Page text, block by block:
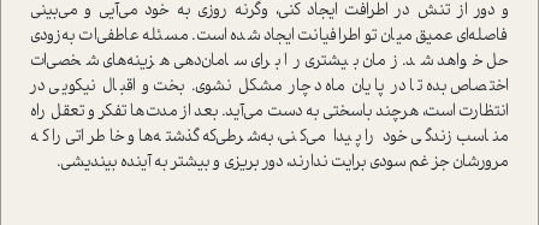
و دور از تنش در اطرافت ایجاد کنی، وگرنه روزی به خود می‌آیی و می‌بینی
فاصله‌ای عمیق میان تو اطرافیانت ایجاد شده است. مسئله عاطفی‌ات به‌زودی
حل خواهد شد. زمان بیشتری را برای سامان‌دهی هزینه‌های شخصی‌ات
اختصاص بده تا در پایان ماه دچار مشکل نشوی. بخت و اقبال نیکویی در
انتظارت است، هرچند باسختی به دست می‌آید. بعد از مدت‌ها تفکر و تعقل راه
مناسب زندگی خود را پیدا می‌کنی، به‌شرطی‌که گذشته‌ها و خاطراتی را که
مرورشان جز غم سودی برایت ندارند، دور بریزی و بیشتر به آینده بیندیشی.